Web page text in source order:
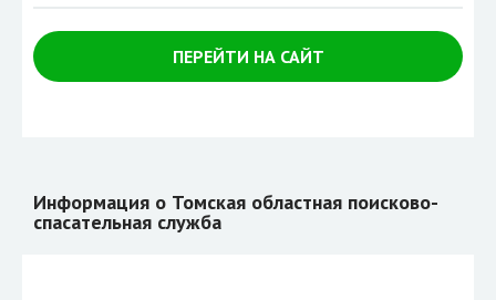
ПЕРЕЙТИ НА САЙТ
Информация о Томская областная поисково-
спасательная служба